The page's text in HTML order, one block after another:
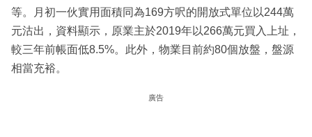
等。月初一伙實用面積同為169方呎的開放式單位以244萬
元沽出，資料顯示，原業主於2019年以266萬元買入上址，
較三年前帳面低8.5%。此外，物業目前約80個放盤，盤源
相當充裕。
廣告